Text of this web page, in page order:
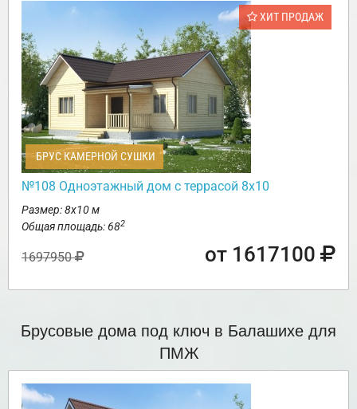
ХИТ ПРОДАЖ
БРУС КАМЕРНОЙ СУШКИ
№108 Одноэтажный дом с террасой 8х10
Размер: 8х10 м
Общая площадь: 682
1697950 от 1617100
Брусовые дома под ключ в Балашихе для
ПМЖ